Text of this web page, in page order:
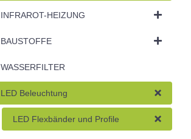
INFRAROT-HEIZUNG
BAUSTOFFE
WASSERFILTER
LED Beleuchtung
LED Flexbänder und Profile